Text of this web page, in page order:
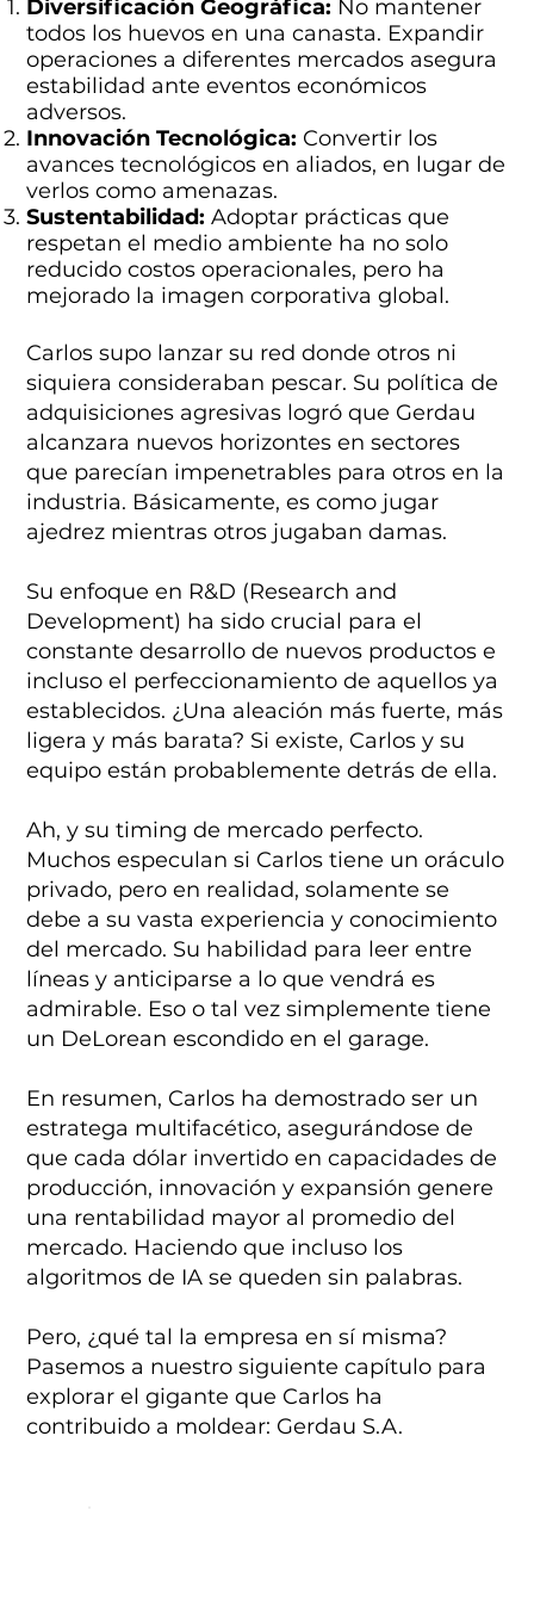
Diversificación Geográfica: No mantener
todos los huevos en una canasta. Expandir
operaciones a diferentes mercados asegura
estabilidad ante eventos económicos
adversos.
Innovación Tecnológica: Convertir los
avances tecnológicos en aliados, en lugar de
verlos como amenazas.
Sustentabilidad: Adoptar prácticas que
respetan el medio ambiente ha no solo
reducido costos operacionales, pero ha
mejorado la imagen corporativa global.
Carlos supo lanzar su red donde otros ni
siquiera consideraban pescar. Su política de
adquisiciones agresivas logró que Gerdau
alcanzara nuevos horizontes en sectores
que parecían impenetrables para otros en la
industria. Básicamente, es como jugar
ajedrez mientras otros jugaban damas.
Su enfoque en R&D (Research and
Development) ha sido crucial para el
constante desarrollo de nuevos productos e
incluso el perfeccionamiento de aquellos ya
establecidos. ¿Una aleación más fuerte, más
ligera y más barata? Si existe, Carlos y su
equipo están probablemente detrás de ella.
Ah, y su timing de mercado perfecto.
Muchos especulan si Carlos tiene un oráculo
privado, pero en realidad, solamente se
debe a su vasta experiencia y conocimiento
del mercado. Su habilidad para leer entre
líneas y anticiparse a lo que vendrá es
admirable. Eso o tal vez simplemente tiene
un DeLorean escondido en el garage.
En resumen, Carlos ha demostrado ser un
estratega multifacético, asegurándose de
que cada dólar invertido en capacidades de
producción, innovación y expansión genere
una rentabilidad mayor al promedio del
mercado. Haciendo que incluso los
algoritmos de IA se queden sin palabras.
Pero, ¿qué tal la empresa en sí misma?
Pasemos a nuestro siguiente capítulo para
explorar el gigante que Carlos ha
contribuido a moldear: Gerdau S.A.